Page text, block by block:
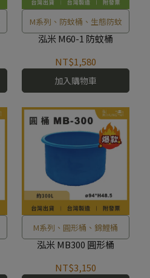
M系列、防蚊桶、生態防蚊
泓米 M60-1 防蚊桶
NT$1,580
加入購物車
M系列、圓形桶、錦鯉桶
泓米 MB300 圓形桶
NT$3,150